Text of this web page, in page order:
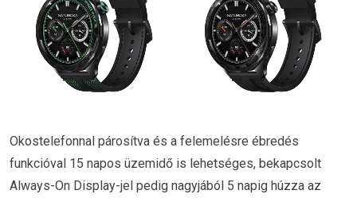
Okostelefonnal párosítva és a felemelésre ébredés
funkcióval 15 napos üzemidő is lehetséges, bekapcsolt
Always-On Display-jel pedig nagyjából 5 napig húzza az